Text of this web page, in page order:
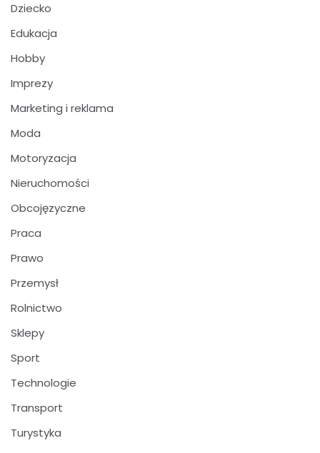
Dziecko
Edukacja
Hobby
Imprezy
Marketing i reklama
Moda
Motoryzacja
Nieruchomości
Obcojęzyczne
Praca
Prawo
Przemysł
Rolnictwo
Sklepy
Sport
Technologie
Transport
Turystyka